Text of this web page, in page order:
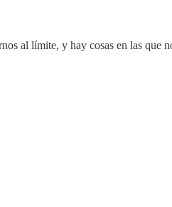
al límite, y hay cosas en las que